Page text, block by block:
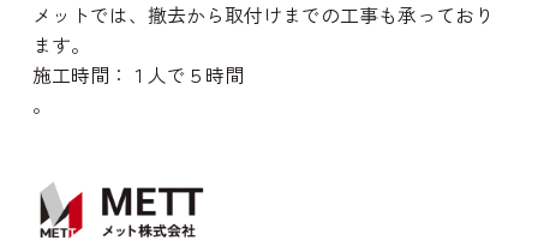
メットでは、撤去から取付けまでの工事も承っており
ます。
施工時間：１人で５時間
。